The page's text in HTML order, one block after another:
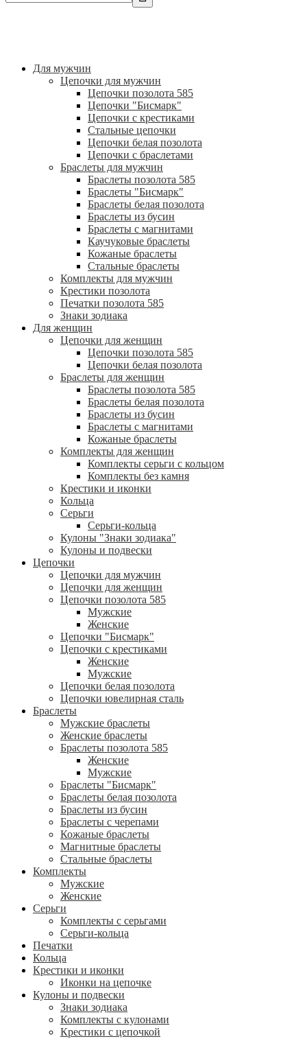
Для мужчин
Цепочки для мужчин
Цепочки позолота 585
Цепочки "Бисмарк"
Цепочки с крестиками
Стальные цепочки
Цепочки белая позолота
Цепочки с браслетами
Браслеты для мужчин
Браслеты позолота 585
Браслеты "Бисмарк"
Браслеты белая позолота
Браслеты из бусин
Браслеты с магнитами
Каучуковые браслеты
Кожаные браслеты
Стальные браслеты
Комплекты для мужчин
Крестики позолота
Печатки позолота 585
Знаки зодиака
Для женщин
Цепочки для женщин
Цепочки позолота 585
Цепочки белая позолота
Браслеты для женщин
Браслеты позолота 585
Браслеты белая позолота
Браслеты из бусин
Браслеты с магнитами
Кожаные браслеты
Комплекты для женщин
Комплекты серьги с кольцом
Комплекты без камня
Крестики и иконки
Кольца
Серьги
Серьги-кольца
Кулоны "Знаки зодиака"
Кулоны и подвески
Цепочки
Цепочки для мужчин
Цепочки для женщин
Цепочки позолота 585
Мужские
Женские
Цепочки "Бисмарк"
Цепочки с крестиками
Женские
Мужские
Цепочки белая позолота
Цепочки ювелирная сталь
Браслеты
Мужские браслеты
Женские браслеты
Браслеты позолота 585
Женские
Мужские
Браслеты "Бисмарк"
Браслеты белая позолота
Браслеты из бусин
Браслеты с черепами
Кожаные браслеты
Магнитные браслеты
Стальные браслеты
Комплекты
Мужские
Женские
Серьги
Комплекты с серьгами
Серьги-кольца
Печатки
Кольца
Крестики и иконки
Иконки на цепочке
Кулоны и подвески
Знаки зодиака
Комплекты с кулонами
Крестики с цепочкой